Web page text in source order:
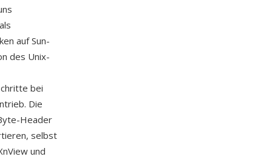
auf Sun-
des Unix-
bei
Die
Header
selbst
und